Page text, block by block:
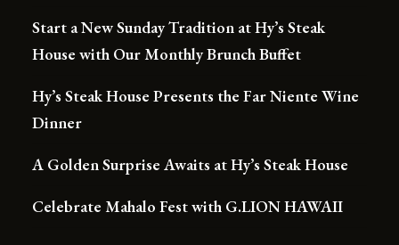
Start a New Sunday Tradition at Hy’s Steak
House with Our Monthly Brunch Buffet
Hy’s Steak House Presents the Far Niente Wine
Dinner
A Golden Surprise Awaits at Hy’s Steak House
Celebrate Mahalo Fest with G.LION HAWAII